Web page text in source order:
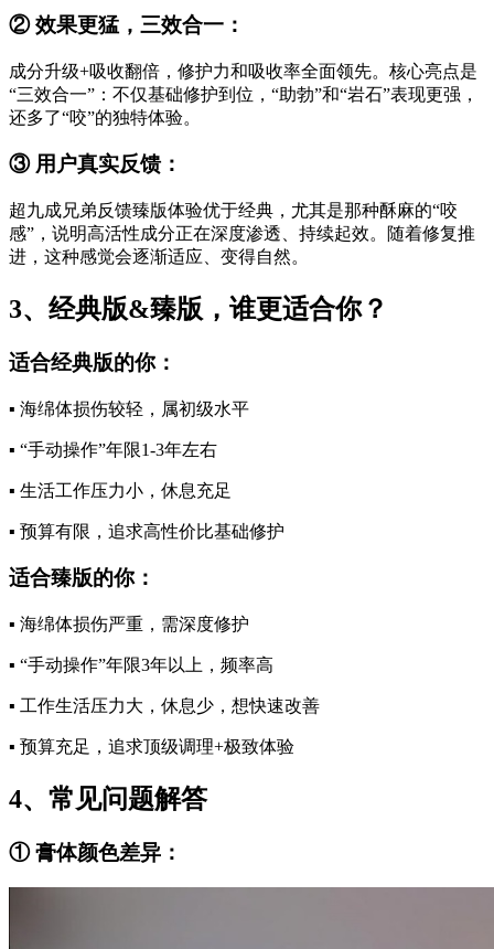
② 效果更猛，三效合一：
成分升级+吸收翻倍，修护力和吸收率全面领先。核心亮点是
“三效合一”：不仅基础修护到位，“助勃”和“岩石”表现更强，
还多了“咬”的独特体验。
③ 用户真实反馈：
超九成兄弟反馈臻版体验优于经典，尤其是那种酥麻的“咬
感”，说明高活性成分正在深度渗透、持续起效。随着修复推
进，这种感觉会逐渐适应、变得自然。
3、经典版&臻版，谁更适合你？
适合经典版的你：
▪️ 海绵体损伤较轻，属初级水平
▪️ “手动操作”年限1-3年左右
▪️ 生活工作压力小，休息充足
▪️ 预算有限，追求高性价比基础修护
适合臻版的你：
▪️ 海绵体损伤严重，需深度修护
▪️ “手动操作”年限3年以上，频率高
▪️ 工作生活压力大，休息少，想快速改善
▪️ 预算充足，追求顶级调理+极致体验
4、常见问题解答
① 膏体颜色差异：